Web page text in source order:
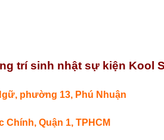
trí sinh nhật sự kiện Kool
phường 13, Phú Nhuận
Chính, Quận 1, TPHCM